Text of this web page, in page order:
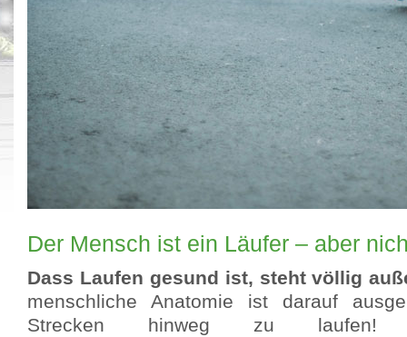
Der Mensch ist ein Läufer – aber
Dass Laufen gesund ist, steht völlig
menschliche Anatomie ist darauf
Strecken hinweg zu laufen!